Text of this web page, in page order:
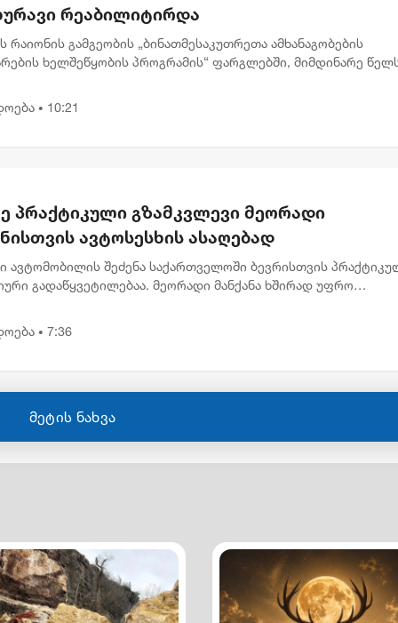
რეაბილიტირდა
რაიონის გამგეობის „ბინათმესაკუთრეთა ამხანაგობების
ხელშეწყობის პროგრამის“ ფარგლებში, მიმდინარე
განხო...
• 10:21
პრაქტიკული გზამკვლევი მეორადი
ავტოსესხის ასაღებად
ავტომობილის შეძენა საქართველოში ბევრისთვის
გადაწყვეტილებაა. მეორადი მანქანა ხშირად უფრო
• 7:36
მეტის ნახვა